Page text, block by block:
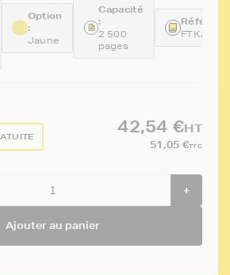
Option
:
Jaune
Capacité
:
2 500
pages
42,54 €HT
51,05 €TTC
+
Ajouter au panier